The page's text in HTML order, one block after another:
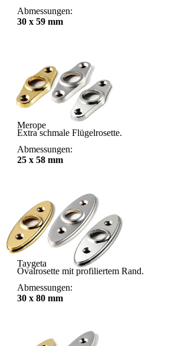
Abmessungen:
30 x 59 mm
Merope
Extra schmale Flügelrosette.
Abmessungen:
25 x 58 mm
Taygeta
Ovalrosette mit profiliertem Rand.
Abmessungen:
30 x 80 mm